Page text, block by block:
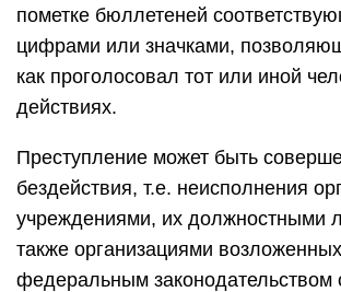
пометке бюллетеней
цифрами или значками,
как проголосовал тот или иной
действиях.
Преступление может быть
бездействия, т.е. неисполнения
учреждениями, их должностными
также организациями
федеральным законодательством